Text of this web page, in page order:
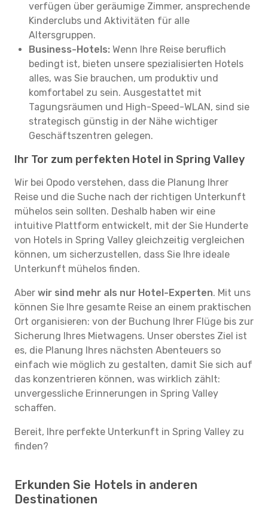
verfügen über geräumige Zimmer, ansprechende
Kinderclubs und Aktivitäten für alle
Altersgruppen.
Business-Hotels: Wenn Ihre Reise beruflich
bedingt ist, bieten unsere spezialisierten Hotels
alles, was Sie brauchen, um produktiv und
komfortabel zu sein. Ausgestattet mit
Tagungsräumen und High-Speed-WLAN, sind sie
strategisch günstig in der Nähe wichtiger
Geschäftszentren gelegen.
Ihr Tor zum perfekten Hotel in Spring Valley
Wir bei Opodo verstehen, dass die Planung Ihrer
Reise und die Suche nach der richtigen Unterkunft
mühelos sein sollten. Deshalb haben wir eine
intuitive Plattform entwickelt, mit der Sie Hunderte
von Hotels in Spring Valley gleichzeitig vergleichen
können, um sicherzustellen, dass Sie Ihre ideale
Unterkunft mühelos finden.
Aber wir sind mehr als nur Hotel-Experten. Mit uns
können Sie Ihre gesamte Reise an einem praktischen
Ort organisieren: von der Buchung Ihrer Flüge bis zur
Sicherung Ihres Mietwagens. Unser oberstes Ziel ist
es, die Planung Ihres nächsten Abenteuers so
einfach wie möglich zu gestalten, damit Sie sich auf
das konzentrieren können, was wirklich zählt:
unvergessliche Erinnerungen in Spring Valley
schaffen.
Bereit, Ihre perfekte Unterkunft in Spring Valley zu
finden?
Erkunden Sie Hotels in anderen
Destinationen